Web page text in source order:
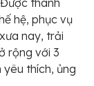
thành
hệ, phục vụ
nay, trải
rộng với 3
thích, ủng